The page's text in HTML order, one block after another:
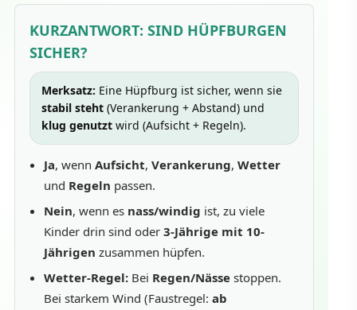
KURZANTWORT: SIND HÜPFBURGEN
SICHER?
Merksatz: Eine Hüpfburg ist sicher, wenn sie
stabil steht (Verankerung + Abstand) und
klug genutzt wird (Aufsicht + Regeln).
Ja, wenn Aufsicht, Verankerung, Wetter
und Regeln passen.
Nein, wenn es nass/windig ist, zu viele
Kinder drin sind oder 3-Jährige mit 10-
Jährigen zusammen hüpfen.
Wetter-Regel: Bei Regen/Nässe stoppen.
Bei starkem Wind (Faustregel: ab